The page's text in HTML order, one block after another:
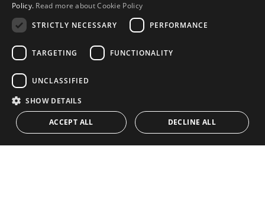
Sprechzeiten:
Montag - Freitag: 9.30 bis 17.30 Uhr
Samstags und an Feiertagen: 10 bis 14 Uhr
Startseite
Immobiliensuche
Bitte bewerten Sie uns
CONTACT US
Policy. Read more about Cookie Policy
STRICTLY NECESSARY
PERFORMANCE
TARGETING FUNCTIONALITY
UNCLASSIFIED
SHOW DETAILS
ACCEPT ALL DECLINE ALL